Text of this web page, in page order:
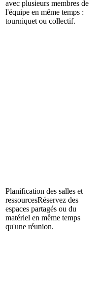
avec plusieurs membres de
l'équipe en même temps :
tourniquet ou collectif.
Planification des salles et
ressourcesRéservez des
espaces partagés ou du
matériel en même temps
qu'une réunion.